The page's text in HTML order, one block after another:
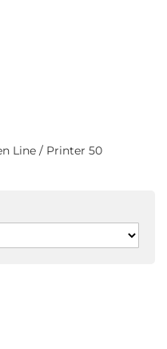
Line / Printer 50